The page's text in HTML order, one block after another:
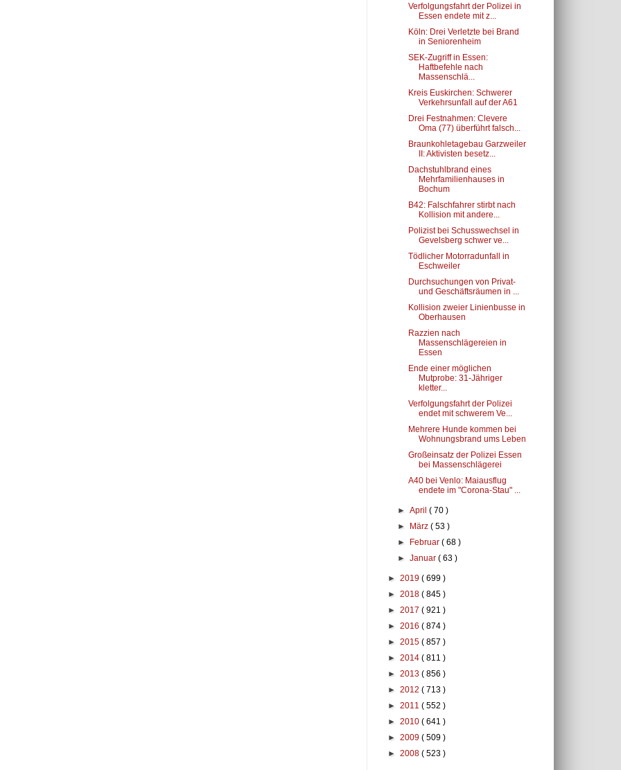
Verfolgungsfahrt der Polizei in
Essen endete mit z...
Köln: Drei Verletzte bei Brand
in Seniorenheim
SEK-Zugriff in Essen:
Haftbefehle nach
Massenschlä...
Kreis Euskirchen: Schwerer
Verkehrsunfall auf der A61
Drei Festnahmen: Clevere
Oma (77) überführt falsch...
Braunkohletagebau Garzweiler
II: Aktivisten besetz...
Dachstuhlbrand eines
Mehrfamilienhauses in
Bochum
B42: Falschfahrer stirbt nach
Kollision mit andere...
Polizist bei Schusswechsel in
Gevelsberg schwer ve...
Tödlicher Motorradunfall in
Eschweiler
Durchsuchungen von Privat-
und Geschäftsräumen in ...
Kollision zweier Linienbusse in
Oberhausen
Razzien nach
Massenschlägereien in
Essen
Ende einer möglichen
Mutprobe: 31-Jähriger
kletter...
Verfolgungsfahrt der Polizei
endet mit schwerem Ve...
Mehrere Hunde kommen bei
Wohnungsbrand ums Leben
Großeinsatz der Polizei Essen
bei Massenschlägerei
A40 bei Venlo: Maiausflug
endete im "Corona-Stau" ...
►April( 70 )
►
März( 53 )
►
Februar( 68 )
►Januar( 63 )
► 2019 ( 699 )
► 2018 ( 845 )
► 2017 ( 921 )
► 2016 ( 874 )
► 2015 ( 857 )
► 2014 ( 811 )
► 2013 ( 856 )
► 2012 ( 713 )
► 2011 ( 552 )
► 2010 ( 641 )
► 2009 ( 509 )
► 2008 ( 523 )